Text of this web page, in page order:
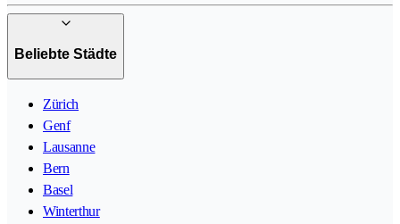
Beliebte Städte
Zürich
Genf
Lausanne
Bern
Basel
Winterthur